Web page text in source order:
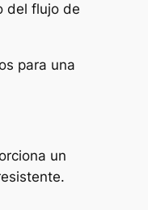
del flujo de
para una
un